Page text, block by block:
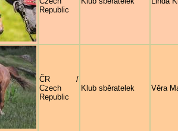
Republic
ČR /
Czech
Republic
Klub sběratelek Věra